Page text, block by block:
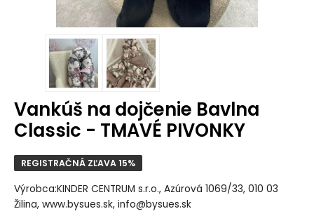
Vankúš na dojčenie Bavlna
Classic - TMAVÉ PIVONKY
REGISTRAČNÁ ZĽAVA 15%
Výrobca:KINDER CENTRUM s.r.o., Azúrová 1069/33, 010 03
Žilina, www.bysues.sk, info@bysues.sk